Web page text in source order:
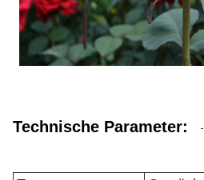
Technische Parameter: